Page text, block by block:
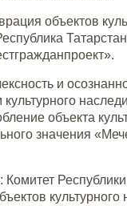
объектов
и
культурного
объекта
значения
Комитет
культурного